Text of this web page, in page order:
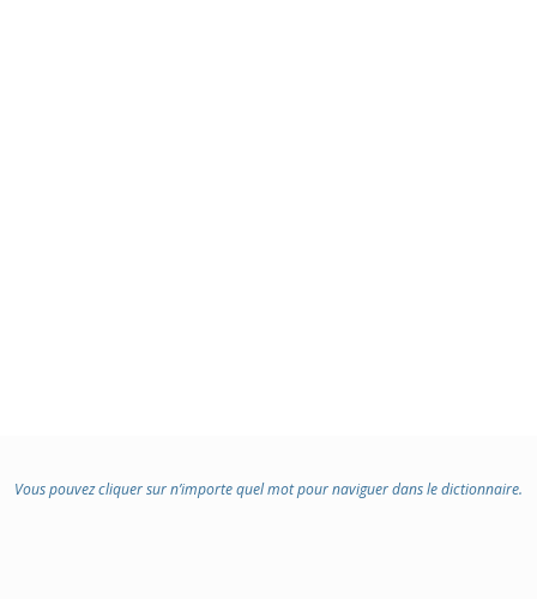
Vous pouvez cliquer sur n’importe quel mot pour naviguer dans le dictionnaire.